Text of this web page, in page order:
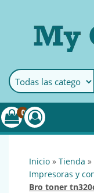
MyGoods
0
inicio » tienda »
impresoras y
bro toner